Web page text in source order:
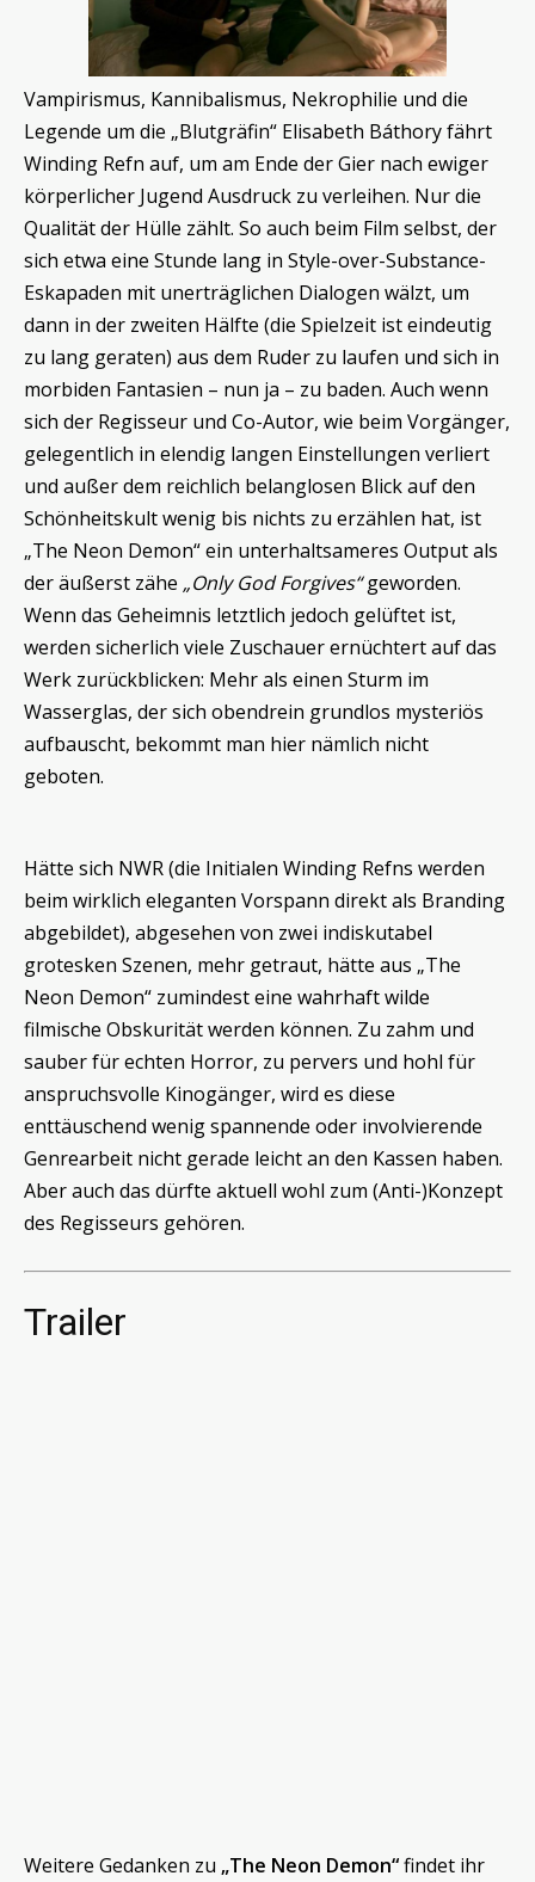
Vampirismus, Kannibalismus, Nekrophilie und die
Legende um die „Blutgräfin“ Elisabeth Báthory fährt
Winding Refn auf, um am Ende der Gier nach ewiger
körperlicher Jugend Ausdruck zu verleihen. Nur die
Qualität der Hülle zählt. So auch beim Film selbst, der
sich etwa eine Stunde lang in Style-over-Substance-
Eskapaden mit unerträglichen Dialogen wälzt, um
dann in der zweiten Hälfte (die Spielzeit ist eindeutig
zu lang geraten) aus dem Ruder zu laufen und sich in
morbiden Fantasien – nun ja – zu baden. Auch wenn
sich der Regisseur und Co-Autor, wie beim Vorgänger,
gelegentlich in elendig langen Einstellungen verliert
und außer dem reichlich belanglosen Blick auf den
Schönheitskult wenig bis nichts zu erzählen hat, ist
„The Neon Demon“ ein unterhaltsameres Output als
der äußerst zähe „Only God Forgives“geworden.
Wenn das Geheimnis letztlich jedoch gelüftet ist,
werden sicherlich viele Zuschauer ernüchtert auf das
Werk zurückblicken: Mehr als einen Sturm im
Wasserglas, der sich obendrein grundlos mysteriös
aufbauscht, bekommt man hier nämlich nicht
geboten.
Hätte sich NWR (die Initialen Winding Refns werden
beim wirklich eleganten Vorspann direkt als Branding
abgebildet), abgesehen von zwei indiskutabel
grotesken Szenen, mehr getraut, hätte aus „The
Neon Demon“ zumindest eine wahrhaft wilde
filmische Obskurität werden können. Zu zahm und
sauber für echten Horror, zu pervers und hohl für
anspruchsvolle Kinogänger, wird es diese
enttäuschend wenig spannende oder involvierende
Genrearbeit nicht gerade leicht an den Kassen haben.
Aber auch das dürfte aktuell wohl zum (Anti-)Konzept
des Regisseurs gehören.
Trailer
Weitere Gedanken zu „The Neon Demon“findet ihr